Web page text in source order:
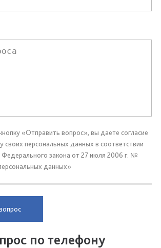
«Отправить вопрос», вы даете согласие
своих персональных данных в соответствии
Федерального закона от 27 июля 2006 г. №
данных»
по телефону